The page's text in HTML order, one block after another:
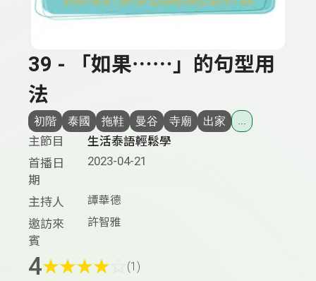
39 - 「如果⋯⋯」的句型用
法
初階 泰國 拖鞋 曼谷 寺廟 出家 ...
主節目
生活泰語輕鬆學
首播日
期
2023-04-21
主持人 譚華德
邀訪來
賓
許智雅
4★★★★ (1)